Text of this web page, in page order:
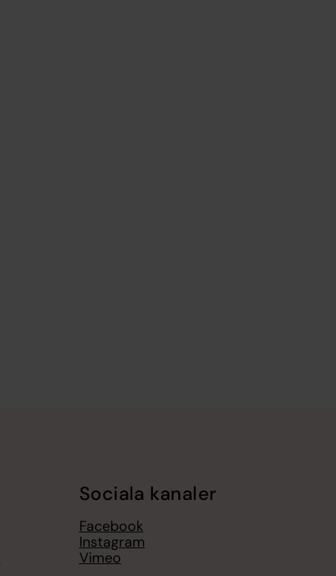
Sociala kanaler
Facebook
Instagram
Vimeo